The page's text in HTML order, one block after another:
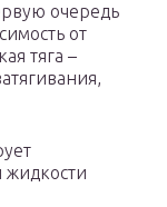
очередь
от
тяга –